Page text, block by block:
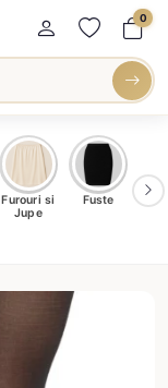
0
Furouri si
Jupe
Fuste